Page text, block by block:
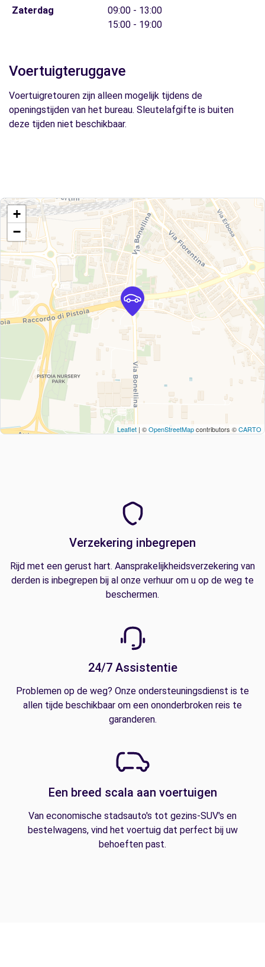
Zaterdag
09:00 - 13:00
15:00 - 19:00
Voertuigteruggave
Voertuigretouren zijn alleen mogelijk tijdens de
openingstijden van het bureau. Sleutelafgifte is buiten
deze tijden niet beschikbaar.
+
−
Leaflet | ©OpenStreetMapcontributors ©CARTO
Verzekering inbegrepen
Rijd met een gerust hart. Aansprakelijkheidsverzekering van
derden is inbegrepen bij al onze verhuur om u op de weg te
beschermen.
24/7 Assistentie
Problemen op de weg? Onze ondersteuningsdienst is te
allen tijde beschikbaar om een ononderbroken reis te
garanderen.
Een breed scala aan voertuigen
Van economische stadsauto's tot gezins-SUV's en
bestelwagens, vind het voertuig dat perfect bij uw
behoeften past.